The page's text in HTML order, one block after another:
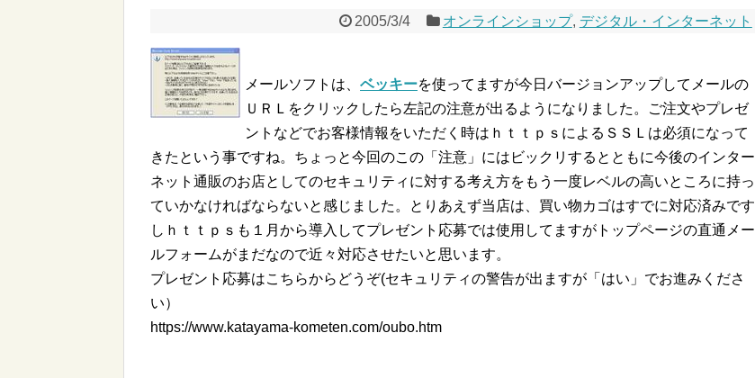
2005/3/4 オンラインショップ, デジタル・インターネット
メールソフトは、 ベッキーを使ってますが今日バージョンアップしてメールの
ＵＲＬをクリックしたら左記の注意が出るようになりました。ご注文やプレゼ
ントなどでお客様情報をいただく時はｈｔｔｐｓによるＳＳＬは必須になって
きたという事ですね。ちょっと今回のこの「注意」にはビックリするとともに今後のインター
ネット通販のお店としてのセキュリティに対する考え方をもう一度レベルの高いところに持っ
ていかなければならないと感じました。とりあえず当店は、買い物カゴはすでに対応済みです
しｈｔｔｐｓも１月から導入してプレゼント応募では使用してますがトップページの直通メー
ルフォームがまだなので近々対応させたいと思います。
プレゼント応募はこちらからどうぞ(セキュリティの警告が出ますが「はい」でお進みくださ
い）
https://www.katayama-kometen.com/oubo.htm